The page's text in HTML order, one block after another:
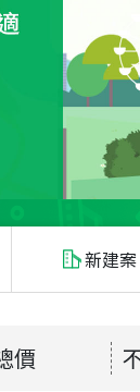
新建案
價